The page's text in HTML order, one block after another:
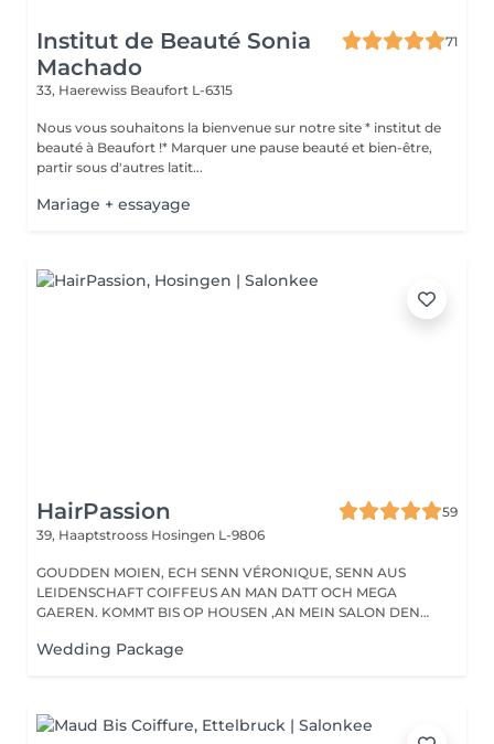
Institut de Beauté Sonia
Machado
71
33, Haerewiss Beaufort L-6315
Nous vous souhaitons la bienvenue sur notre site * institut de
beauté à Beaufort !* Marquer une pause beauté et bien-être,
partir sous d'autres latit...
Mariage + essayage
HairPassion
59
39, Haaptstrooss Hosingen L-9806
GOUDDEN MOIEN, ECH SENN VÉRONIQUE, SENN AUS
LEIDENSCHAFT COIFFEUS AN MAN DATT OCH MEGA
GAEREN. KOMMT BIS OP HOUSEN ,AN MEIN SALON DEN
Wedding Package